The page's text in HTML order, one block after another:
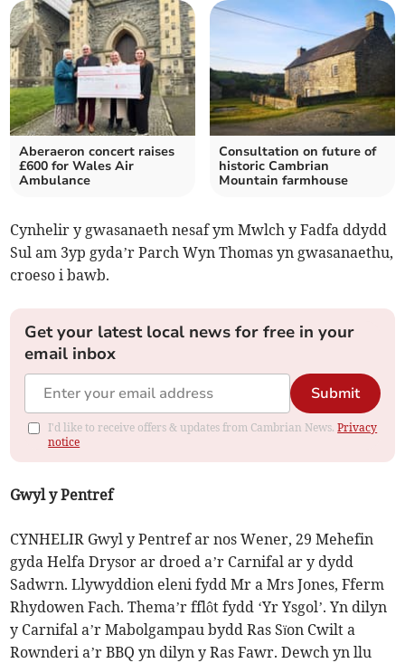
Aberaeron concert raises
£600 for Wales Air
Ambulance
Consultation on future of
historic Cambrian
Mountain farmhouse
Cynhelir y gwasanaeth nesaf ym Mwlch y Fadfa ddydd
Sul am 3yp gyda’r Parch Wyn Thomas yn gwasanaethu,
croeso i bawb.
Get your latest local news for free in your
email inbox
Submit
I'd like to receive offers & updates from Cambrian News.Privacy
notice
Gwyl y Pentref
CYNHELIR Gwyl y Pentref ar nos Wener, 29 Mehefin
gyda Helfa Drysor ar droed a’r Carnifal ar y dydd
Sadwrn. Llywyddion eleni fydd Mr a Mrs Jones, Fferm
Rhydowen Fach. Thema’r fflôt fydd ‘Yr Ysgol’. Yn dilyn
y Carnifal a’r Mabolgampau bydd Ras Sïon Cwilt a
Rownderi a’r BBQ yn dilyn y Ras Fawr. Dewch yn llu